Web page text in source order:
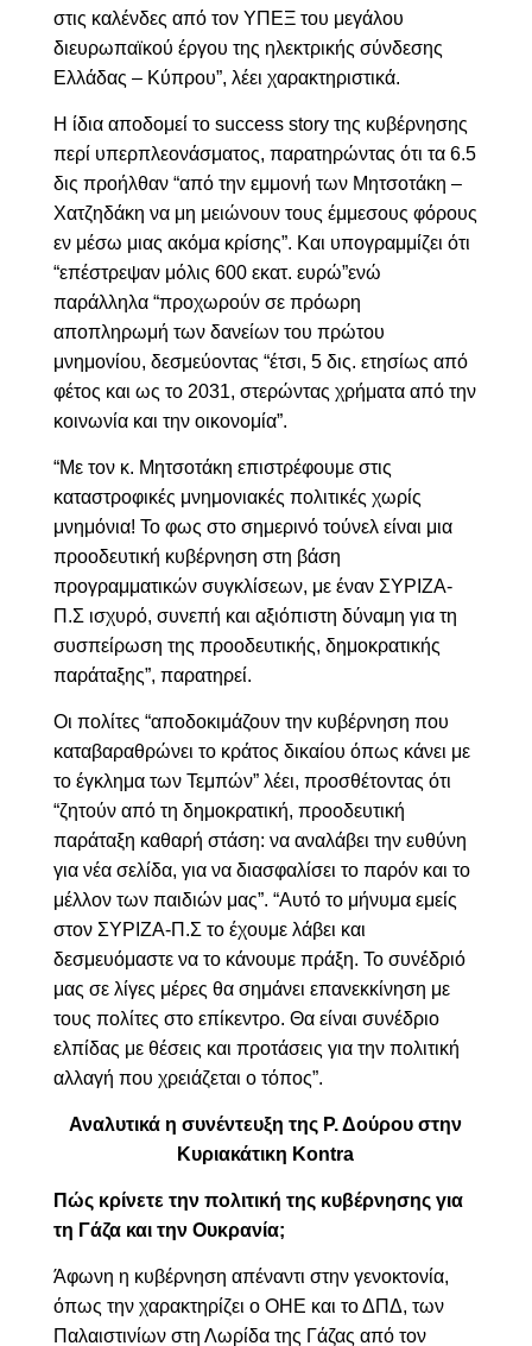
στις καλένδες από τον ΥΠΕΞ του μεγάλου
διευρωπαϊκού έργου της ηλεκτρικής σύνδεσης
Ελλάδας – Κύπρου”, λέει χαρακτηριστικά.
Η ίδια αποδομεί το success story της κυβέρνησης
περί υπερπλεονάσματος, παρατηρώντας ότι τα 6.5
δις προήλθαν “από την εμμονή των Μητσοτάκη –
Χατζηδάκη να μη μειώνουν τους έμμεσους φόρους
εν μέσω μιας ακόμα κρίσης”. Και υπογραμμίζει ότι
“επέστρεψαν μόλις 600 εκατ. ευρώ”ενώ
παράλληλα “προχωρούν σε πρόωρη
αποπληρωμή των δανείων του πρώτου
μνημονίου, δεσμεύοντας “έτσι, 5 δις. ετησίως από
φέτος και ως το 2031, στερώντας χρήματα από την
κοινωνία και την οικονομία”.
“Με τον κ. Μητσοτάκη επιστρέφουμε στις
καταστροφικές μνημονιακές πολιτικές χωρίς
μνημόνια! Το φως στο σημερινό τούνελ είναι μια
προοδευτική κυβέρνηση στη βάση
προγραμματικών συγκλίσεων, με έναν ΣΥΡΙΖΑ-
Π.Σ ισχυρό, συνεπή και αξιόπιστη δύναμη για τη
συσπείρωση της προοδευτικής, δημοκρατικής
παράταξης”, παρατηρεί.
Οι πολίτες “αποδοκιμάζουν την κυβέρνηση που
καταβαραθρώνει το κράτος δικαίου όπως κάνει με
το έγκλημα των Τεμπών” λέει, προσθέτοντας ότι
“ζητούν από τη δημοκρατική, προοδευτική
παράταξη καθαρή στάση: να αναλάβει την ευθύνη
για νέα σελίδα, για να διασφαλίσει το παρόν και το
μέλλον των παιδιών μας”. “Αυτό το μήνυμα εμείς
στον ΣΥΡΙΖΑ-Π.Σ το έχουμε λάβει και
δεσμευόμαστε να το κάνουμε πράξη. Το συνέδριό
μας σε λίγες μέρες θα σημάνει επανεκκίνηση με
τους πολίτες στο επίκεντρο. Θα είναι συνέδριο
ελπίδας με θέσεις και προτάσεις για την πολιτική
αλλαγή που χρειάζεται ο τόπος”.
Αναλυτικά η συνέντευξη της Ρ. Δούρου στην
Κυριακάτικη Kontra
Πώς κρίνετε την πολιτική της κυβέρνησης για
τη Γάζα και την Ουκρανία;
Άφωνη η κυβέρνηση απέναντι στην γενοκτονία,
όπως την χαρακτηρίζει ο ΟΗΕ και το ΔΠΔ, των
Παλαιστινίων στη Λωρίδα της Γάζας από τον